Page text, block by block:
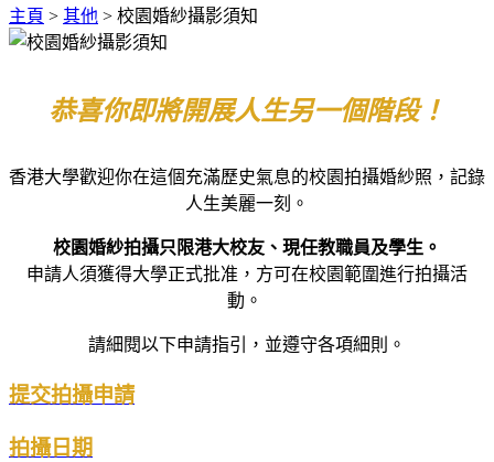
主頁 > 其他 > 校園婚紗攝影須知
恭喜你即將開展人生另一個階段！
香港大學歡迎你在這個充滿歷史氣息的校園拍攝婚紗照，記錄
人生美麗一刻。
校園婚紗拍攝只限港大校友、現任教職員及學生。
申請人須獲得大學正式批准，方可在校園範圍進行拍攝活
動。
請細閱以下申請指引，並遵守各項細則。
提交拍攝申請
拍攝日期